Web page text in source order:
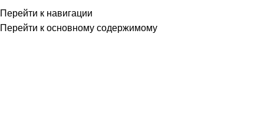
Перейти к навигации
Перейти к основному содержимому